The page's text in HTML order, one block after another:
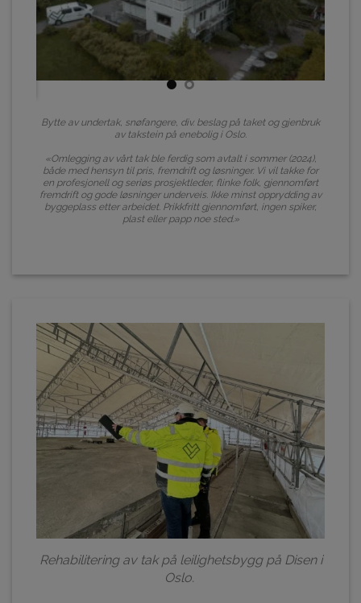
Bytte av undertak, snøfangere, div. beslag på taket og gjenbruk
av takstein på enebolig i Oslo.
«Omlegging av vårt tak ble ferdig som avtalt i sommer (2024),
både med hensyn til pris, fremdrift og løsninger. Vi vil takke for
en profesjonell og seriøs prosjektleder, flinke folk, gjennomført
fremdrift og gode løsninger underveis. Ikke minst opprydding av
byggeplass etter arbeidet. Prikkfritt gjennomført, ingen spiker,
plast eller papp noe sted.»
Rehabilitering av tak på leilighetsbygg på Disen i
Oslo.